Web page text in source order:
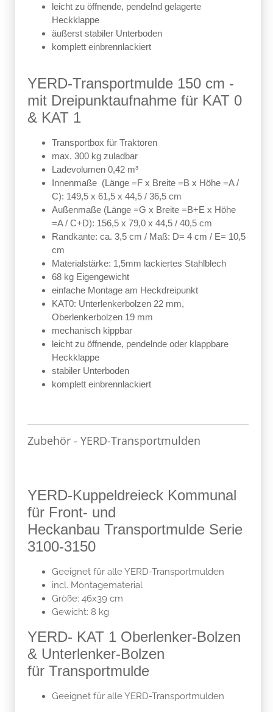
leicht zu öffnende, pendelnd gelagerte
Heckklappe
äußerst stabiler Unterboden
komplett einbrennlackiert
YERD-Transportmulde 150 cm -
mit Dreipunktaufnahme für KAT 0
& KAT 1
Transportbox für Traktoren
max. 300 kg zuladbar
Ladevolumen 0,42 m³
Innenmaße (Länge =F x Breite =B x Höhe =A /
C): 149,5 x 61,5 x 44,5 / 36,5 cm
Außenmaße (Länge =G x Breite =B+E x Höhe
=A / C+D): 156,5 x 79,0 x 44,5 / 40,5 cm
Randkante: ca. 3,5 cm / Maß: D= 4 cm / E= 10,5
cm
Materialstärke: 1,5mm lackiertes Stahlblech
68 kg Eigengewicht
einfache Montage am Heckdreipunkt
KAT0: Unterlenkerbolzen 22 mm,
Oberlenkerbolzen 19 mm
mechanisch kippbar
leicht zu öffnende, pendelnde oder klappbare
Heckklappe
stabiler Unterboden
komplett einbrennlackiert
Zubehör - YERD-Transportmulden
YERD-Kuppeldreieck Kommunal
für Front- und
Heckanbau Transportmulde Serie
3100-3150
Geeignet für alle YERD-Transportmulden
incl. Montagematerial
Größe: 46x39 cm
Gewicht: 8 kg
YERD- KAT 1 Oberlenker-Bolzen
& Unterlenker-Bolzen
für Transportmulde
Geeignet für alle YERD-Transportmulden